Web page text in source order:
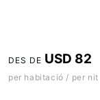
DES DE USD 82
per habitació / per nit